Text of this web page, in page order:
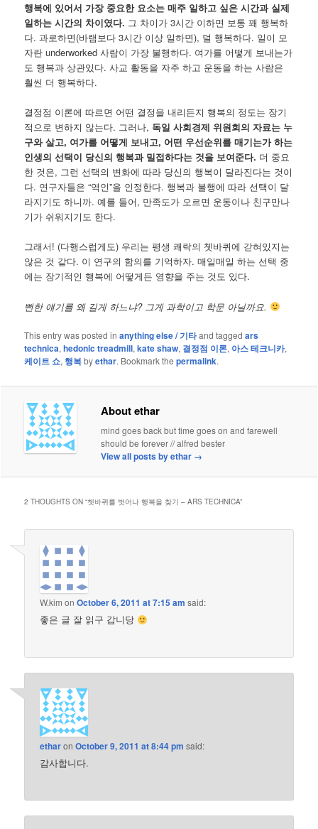
행복에 있어서 가장 중요한 요소는 매주 일하고 싶은 시간과 실제
일하는 시간의 차이였다. 그 차이가 3시간 이하면 보통 꽤 행복하
다. 과로하면(바램보다 3시간 이상 일하면), 덜 행복하다. 일이 모
자란 underworked 사람이 가장 불행하다. 여가를 어떻게 보내는가
도 행복과 상관있다. 사교 활동을 자주 하고 운동을 하는 사람은
훨씬 더 행복하다.
결정점 이론에 따르면 어떤 결정을 내리든지 행복의 정도는 장기
적으로 변하지 않는다. 그러나, 독일 사회경제 위원회의 자료는 누
구와 살고, 여가를 어떻게 보내고, 어떤 우선순위를 매기는가 하는
인생의 선택이 당신의 행복과 밀접하다는 것을 보여준다. 더 중요
한 것은, 그런 선택의 변화에 따라 당신의 행복이 달라진다는 것이
다. 연구자들은 “역인”을 인정한다. 행복과 불행에 따라 선택이 달
라지기도 하니까. 예를 들어, 만족도가 오르면 운동이나 친구만나
기가 쉬워지기도 한다.
그래서! (다행스럽게도) 우리는 평생 쾌락의 쳇바퀴에 갇혀있지는
않은 것 같다. 이 연구의 함의를 기억하자. 매일매일 하는 선택 중
에는 장기적인 행복에 어떻게든 영향을 주는 것도 있다.
뻔한 얘기를 왜 길게 하느냐? 그게 과학이고 학문 아닐까요.
This entry was posted inanything else / 기타and taggedars
technica,hedonic treadmill,kate shaw, 결정점 이론, 아스 테크니카,
케이트 쇼,행복byethar. Bookmark thepermalink.
About ethar
mind goes back but time goes on and farewell
should be forever // alfred bester
View all posts by ethar →
2 THOUGHTS ON “쳇바퀴를 벗어나 행복을 찾기 – ARS TECHNICA”
W.kim onOctober 6, 2011 at 7:15 am said:
좋은 글 잘 읽구 갑니당
etharonOctober 9, 2011 at 8:44 pm said:
감사합니다.